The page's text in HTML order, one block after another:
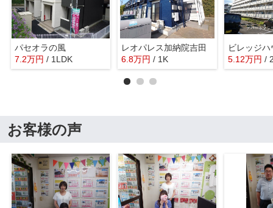
パセオラの風
7.2万円 / 1LDK
レオパレス加納院吉田
6.8万円 / 1K 5.12万円 /
お客様の声